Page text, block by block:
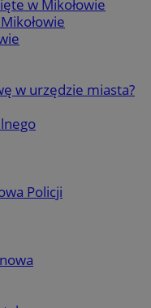
w Mikołowie
w urzędzie miasta?
Policji